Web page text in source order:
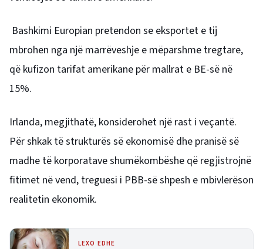
Bashkimi Europian pretendon se eksportet e tij
mbrohen nga një marrëveshje e mëparshme tregtare,
që kufizon tarifat amerikane për mallrat e BE-së në
15%.
Irlanda, megjithatë, konsiderohet një rast i veçantë.
Për shkak të strukturës së ekonomisë dhe pranisë së
madhe të korporatave shumëkombëshe që regjistrojnë
fitimet në vend, treguesi i PBB-së shpesh e mbivlerëson
realitetin ekonomik.
LEXO EDHE